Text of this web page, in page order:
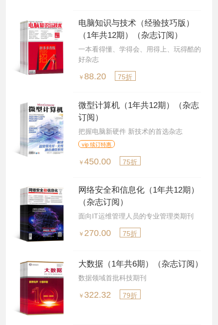
电脑知识与技术（经验技巧版）
（1年共12期）（杂志订阅）
一本看得懂、学得会、用得上、玩得酷的
好杂志
￥88.20 75折
微型计算机（1年共12期）（杂志
订阅）
把握电脑新硬件 新技术的首选杂志
vip 续订特惠
￥450.00 75折
网络安全和信息化（1年共12期）
（杂志订阅）
面向IT运维管理人员的专业管理类期刊
￥ 270.00 75折
大数据（1年共6期）（杂志订阅）
数据领域首批科技期刊
￥ 322.32 79折